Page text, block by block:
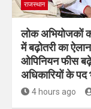
राजस्थान
लोक अभियोजकों
में बढ़ोतरी का
ओपिनियन फीस
अधिकारियों के पद
4 hours ago